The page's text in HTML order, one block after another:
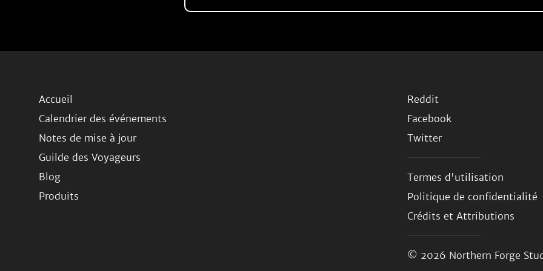
Accueil
Calendrier des événements
Notes de mise à jour
Guilde des Voyageurs
Blog
Produits
Reddit
Facebook
Twitter
Termes d'utilisation
Politique de confidentialité
Crédits et Attributions
© 2026 Northern Forge